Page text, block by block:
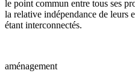
le point commun entre tous ses
la relative indépendance de leurs
étant interconnectés.
aménagement